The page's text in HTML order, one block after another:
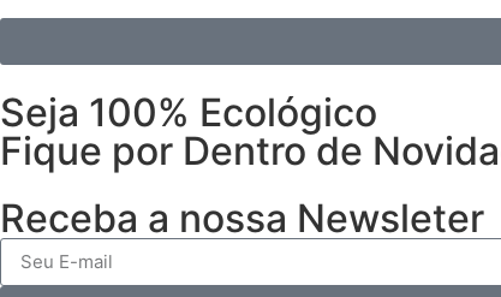
Seja 100% Ecológico
Fique por Dentro de
Receba a nossa Newsleter